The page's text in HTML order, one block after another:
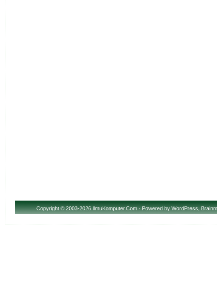
Copyright© 2003-2026 IlmuKomputer.Com · Powered byWordPress,